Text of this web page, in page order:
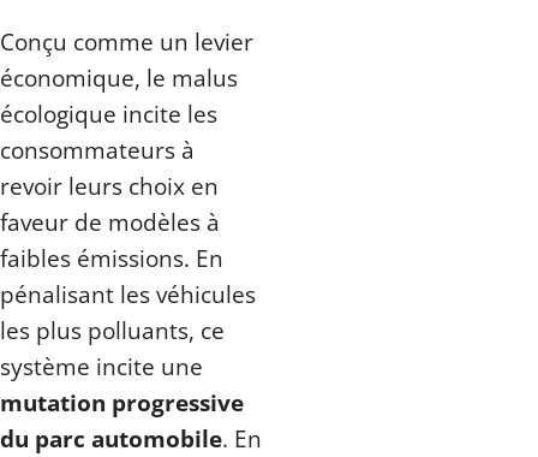
Conçu comme un levier
économique, le malus
écologique incite les
consommateurs à
revoir leurs choix en
faveur de modèles à
faibles émissions. En
pénalisant les véhicules
les plus polluants, ce
système incite une
mutation progressive
du parc automobile. En